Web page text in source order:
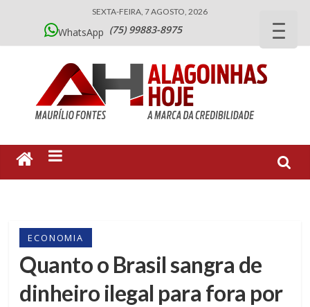
SEXTA-FEIRA, 7 AGOSTO, 2026
WhatsApp (75) 99883-8975
ECONOMIA
Quanto o Brasil sangra de
dinheiro ilegal para fora por